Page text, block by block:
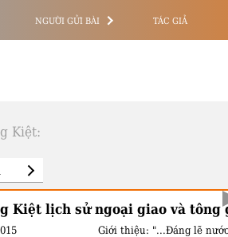
NGƯỜI GỬI BÀI TÁC GIẢ
Kiệt:
Kiệt lịch sử ngoại giao và tông
Giới thiệu: "...Đáng lẽ